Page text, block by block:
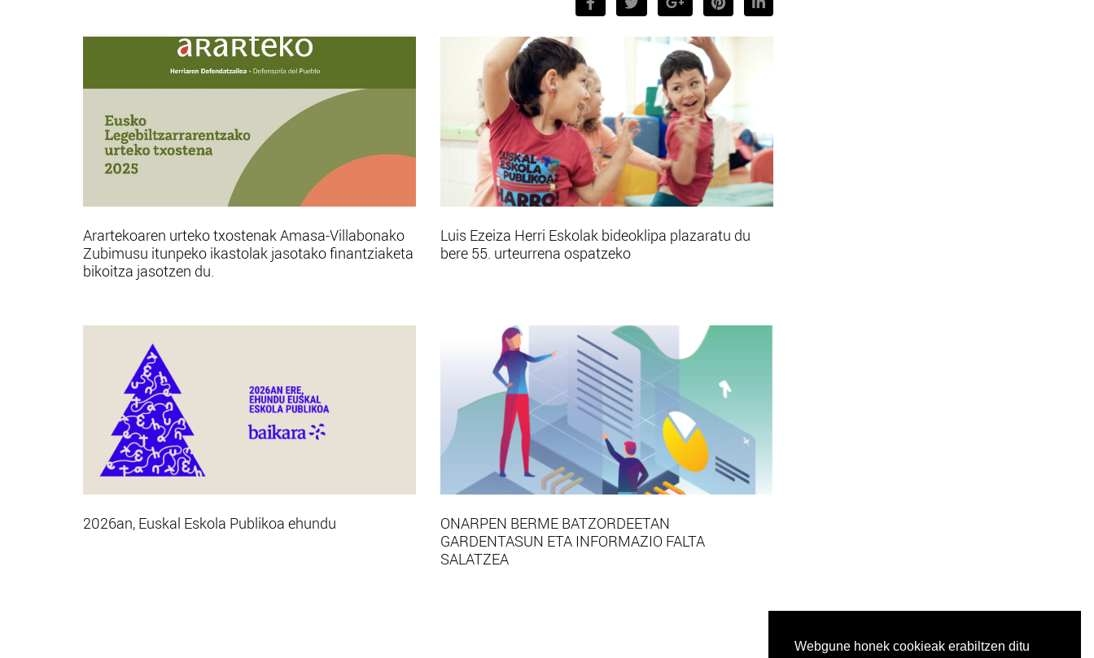
Webgune honek cookieak erabiltzen ditu
Arartekoaren urteko txostenak Amasa-Villabonako
Zubimusu itunpeko ikastolak jasotako finantziaketa
bikoitza jasotzen du.
Luis Ezeiza Herri Eskolak bideoklipa plazaratu du
bere 55. urteurrena ospatzeko
2026an, Euskal Eskola Publikoa ehundu
ONARPEN BERME BATZORDEETAN
GARDENTASUN ETA INFORMAZIO FALTA
SALATZEA